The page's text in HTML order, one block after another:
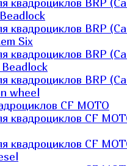
квадроциклов BRP
квадроциклов BRP
Six
квадроциклов BRP
квадроциклов BRP
wheel
CF MOTO
квадроциклов CF
квадроциклов CF